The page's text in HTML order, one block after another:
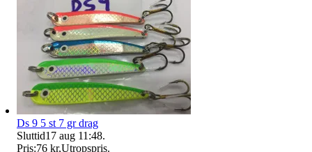
Ds 9 5 st 7 gr drag
Sluttid17 aug 11:48.
Pris:76 kr,Utropspris.